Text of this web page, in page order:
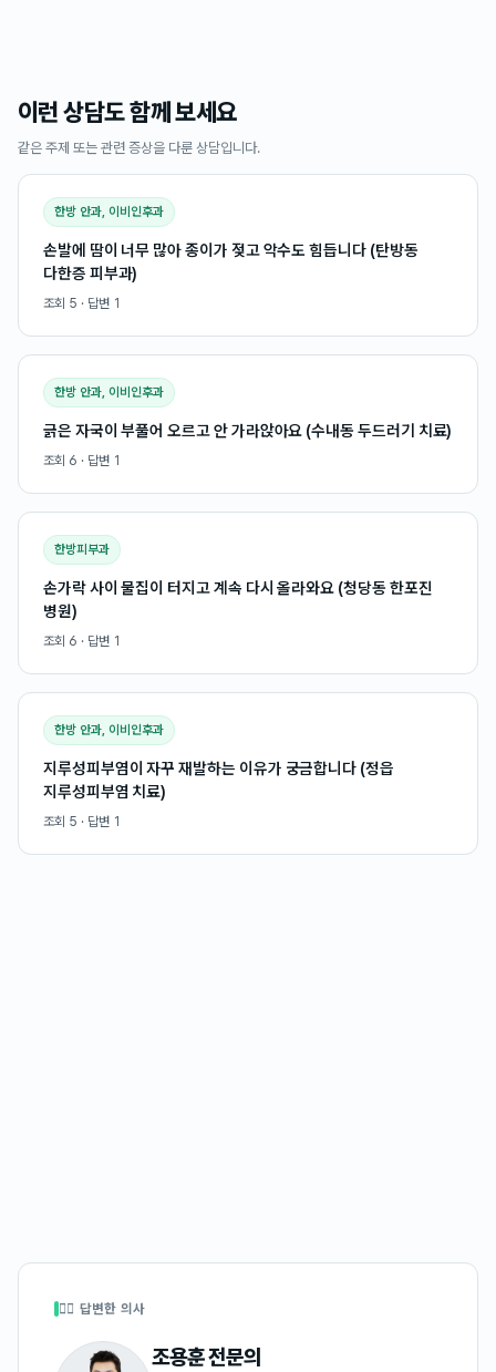
이런 상담도 함께 보세요
같은 주제 또는 관련 증상을 다룬 상담입니다.
한방 안과, 이비인후과
손발에 땀이 너무 많아 종이가 젖고 악수도 힘듭니다 (탄방동
다한증 피부과)
조회 5 · 답변 1
한방 안과, 이비인후과
긁은 자국이 부풀어 오르고 안 가라앉아요 (수내동 두드러기 치료)
조회 6 · 답변 1
한방피부과
손가락 사이 물집이 터지고 계속 다시 올라와요 (청당동 한포진
병원)
조회 6 · 답변 1
한방 안과, 이비인후과
지루성피부염이 자꾸 재발하는 이유가 궁금합니다 (정읍
지루성피부염 치료)
조회 5 · 답변 1
👩‍⚕️ 답변한 의사
조용훈전문의